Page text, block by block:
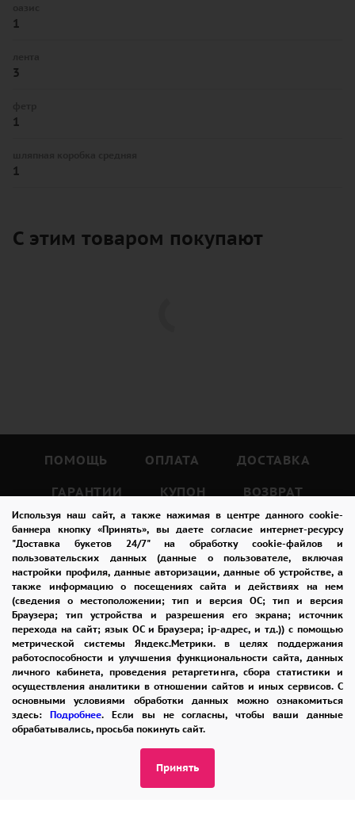
Используя наш сайт, а также нажимая в центре данного cookie-
баннера кнопку «Принять», вы даете согласие интернет-ресурсу
"Доставка букетов 24/7" на обработку cookie-файлов и
пользовательских данных (данные о пользователе, включая
настройки профиля, данные авторизации, данные об устройстве, а
также информацию о посещениях сайта и действиях на нем
(сведения о местоположении; тип и версия ОС; тип и версия
Браузера; тип устройства и разрешения его экрана; источник
перехода на сайт; язык ОС и Браузера; ip-адрес, и тд.)) с помощью
метрической системы Яндекс.Метрики. в целях поддержания
работоспособности и улучшения функциональности сайта, данных
личного кабинета, проведения ретаргетинга, сбора статистики и
осуществления аналитики в отношении сайтов и иных сервисов. С
основными условиями обработки данных можно ознакомиться
здесь: Подробнее. Если вы не согласны, чтобы ваши данные
обрабатывались, просьба покинуть сайт.
Принять
1
3
1
1
С этим товаром покупают
ПОМОЩЬ ОПЛАТА
ДОСТАВКА
ГАРАНТИИ
КУПОН
ВОЗВРАТ
ОТЗЫВЫ
РЕКОМЕНДАЦИИ
КОНТАКТЫ
8 965 242-37-47
ЗАКАЗАТЬ ЗВОНОК
admin@buket24delivery.ru
ул. Красная Горка д. 36А,
ТЦ «Южный»
ПОЛИТИКА КОНФИДЕНЦИАЛЬНОСТИ